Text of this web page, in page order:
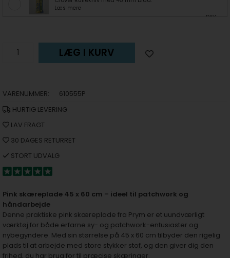
Læs mere
DKK
LÆG I KURV
VARENUMMER:
610555P
HURTIG LEVERING
LAV FRAGT
30 DAGES RETURRET
STORT UDVALG
Pink skæreplade 45 x 60 cm – ideel til patchwork og
håndarbejde
Denne praktiske pink skæreplade fra Prym er et uundværligt
værktøj for både erfarne sy- og patchwork-entusiaster og
nybegyndere. Med sin størrelse på 45 x 60 cm tilbyder den rigelig
plads til at arbejde med store stykker stof, og den giver dig den
frihed, du har brug for til præcise skæringer.